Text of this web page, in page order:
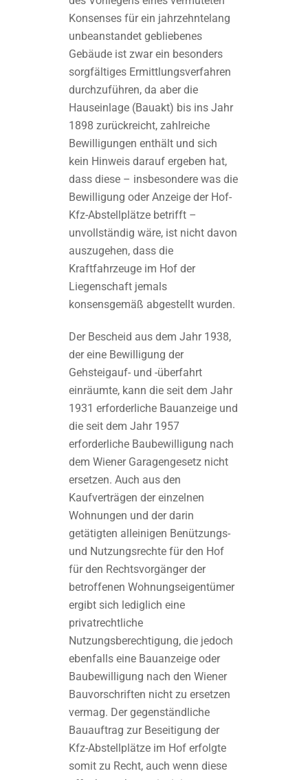
Konsenses für ein jahrzehntelang
unbeanstandet gebliebenes
Gebäude ist zwar ein besonders
sorgfältiges Ermittlungsverfahren
durchzuführen, da aber die
Hauseinlage (Bauakt) bis ins Jahr
1898 zurückreicht, zahlreiche
Bewilligungen enthält und sich
kein Hinweis darauf ergeben hat,
dass diese – insbesondere was die
Bewilligung oder Anzeige der Hof-
Kfz-Abstellplätze betrifft –
unvollständig wäre, ist nicht davon
auszugehen, dass die
Kraftfahrzeuge im Hof der
Liegenschaft jemals
konsensgemäß abgestellt wurden.
Der Bescheid aus dem Jahr 1938,
der eine Bewilligung der
Gehsteigauf- und -überfahrt
einräumte, kann die seit dem Jahr
1931 erforderliche Bauanzeige und
die seit dem Jahr 1957
erforderliche Baubewilligung nach
dem Wiener Garagengesetz nicht
ersetzen. Auch aus den
Kaufverträgen der einzelnen
Wohnungen und der darin
getätigten alleinigen Benützungs-
und Nutzungsrechte für den Hof
für den Rechtsvorgänger der
betroffenen Wohnungseigentümer
ergibt sich lediglich eine
privatrechtliche
Nutzungsberechtigung, die jedoch
ebenfalls eine Bauanzeige oder
Baubewilligung nach den Wiener
Bauvorschriften nicht zu ersetzen
vermag. Der gegenständliche
Bauauftrag zur Beseitigung der
Kfz-Abstellplätze im Hof erfolgte
somit zu Recht, auch wenn diese